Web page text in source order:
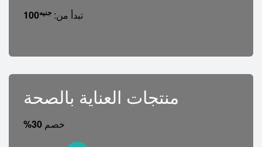
تبدأ من: جنيه100
منتجات العناية بالصحة
خصم 30%